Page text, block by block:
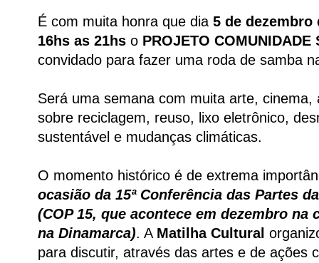
É com muita honra que dia 5 de dezembro
16hs as 21hs o PROJETO COMUNIDADE
convidado para fazer uma roda de samba
Será uma semana com muita arte, cinema,
sobre reciclagem, reuso, lixo eletrônico,
sustentável e mudanças climáticas.
O momento histórico é de extrema
ocasião da 15ª Conferência das Partes
(COP 15, que acontece em dezembro na
na Dinamarca). A Matilha Cultural
para discutir, através das artes e de ações